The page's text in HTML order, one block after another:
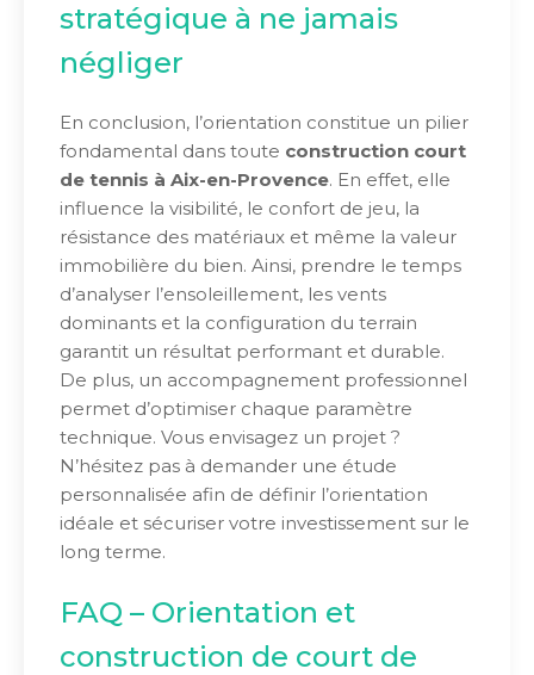
stratégique à ne jamais
négliger
En conclusion, l’orientation constitue un pilier
fondamental dans toute construction court
de tennis à Aix-en-Provence. En effet, elle
influence la visibilité, le confort de jeu, la
résistance des matériaux et même la valeur
immobilière du bien. Ainsi, prendre le temps
d’analyser l’ensoleillement, les vents
dominants et la configuration du terrain
garantit un résultat performant et durable.
De plus, un accompagnement professionnel
permet d’optimiser chaque paramètre
technique. Vous envisagez un projet ?
N’hésitez pas à demander une étude
personnalisée afin de définir l’orientation
idéale et sécuriser votre investissement sur le
long terme.
FAQ – Orientation et
construction de court de